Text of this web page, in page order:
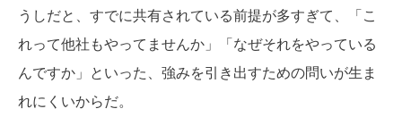
うしだと、すでに共有されている前提が多すぎて、「こ
れって他社もやってませんか」「なぜそれをやっている
んですか」といった、強みを引き出すための問いが生ま
れにくいからだ。